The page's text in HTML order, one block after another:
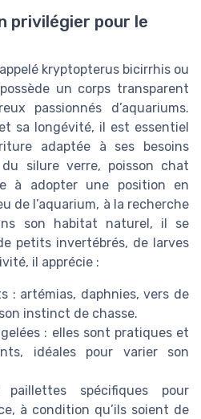
privilégier pour le
kryptopterus bicirrhis ou
un corps transparent
passionnés d’aquariums.
sa longévité, il est essentiel
adaptée à ses besoins
silure verre, poisson chat
à adopter une position en
de l’aquarium, à la recherche
son habitat naturel, il se
petits invertébrés, de larves
il apprécie :
: artémias, daphnies, vers de
instinct de chasse.
: elles sont pratiques et
idéales pour varier son
spécifiques pour
à condition qu’ils soient de